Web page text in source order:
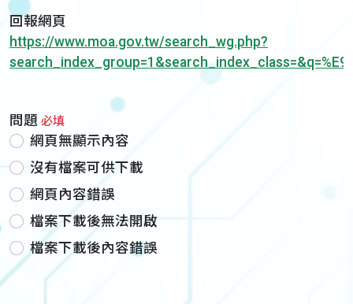
回報網頁
https://www.moa.gov.tw/search_wg.php?
問題 必填
網頁無顯示內容
沒有檔案可供下載
網頁內容錯誤
檔案下載後無法開啟
檔案下載後內容錯誤